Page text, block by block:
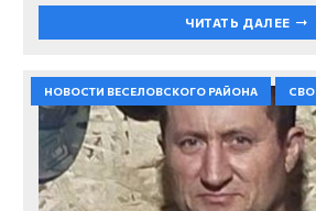
ЧИТАТЬ ДАЛЕЕ
НОВОСТИ ВЕСЕЛОВСКОГО РАЙОНА СВО